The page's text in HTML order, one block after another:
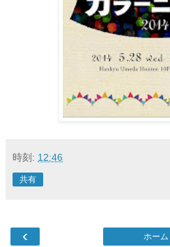
時刻: 12:46
共有
‹ ホーム